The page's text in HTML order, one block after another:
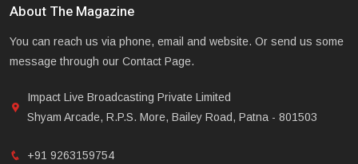
About The Magazine
You can reach us via phone, email and website. Or send us some
message through our Contact Page.
Impact Live Broadcasting Private Limited
Shyam Arcade, R.P.S. More, Bailey Road, Patna - 801503
+91 9263159754